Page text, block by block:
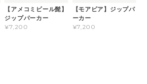
【アメコミビール髭】
ジップパーカー
¥7,200
【モアビア】ジップパ
ーカー
¥7,200